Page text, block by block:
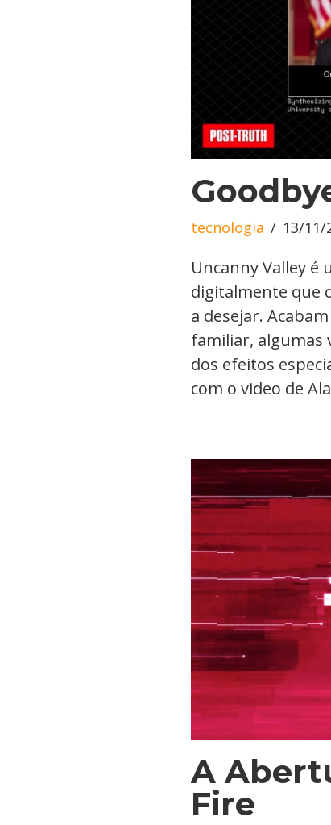
tecnologia 13/11/
Uncanny Valley é
digitalmente que
a desejar.
familiar, algumas
dos efeitos
com o video de
A
Fire